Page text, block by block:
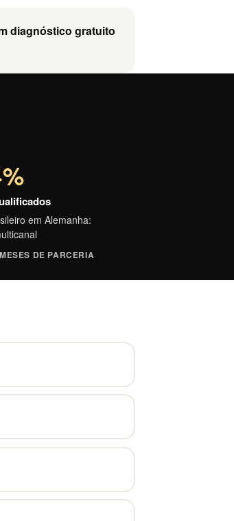
diagnóstico gratuito
em Alemanha:
DE PARCERIA